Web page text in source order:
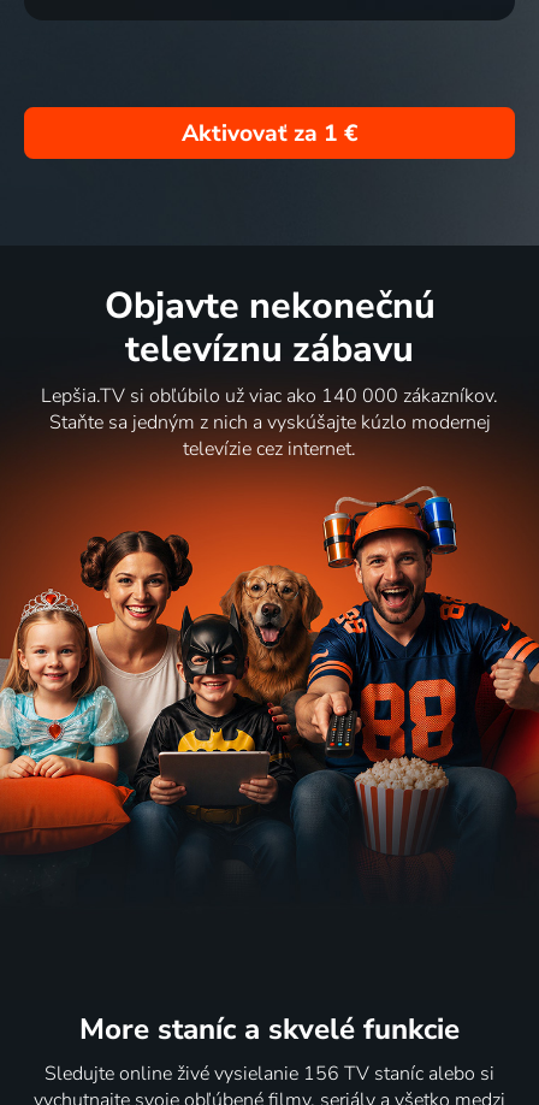
Aktivovať za 1 €
Objavte nekonečnú
televíznu zábavu
Lepšia.TV si obľúbilo už viac ako 140 000 zákazníkov.
Staňte sa jedným z nich a vyskúšajte kúzlo modernej
televízie cez internet.
More staníc a skvelé funkcie
Sledujte online živé vysielanie 156 TV staníc alebo si